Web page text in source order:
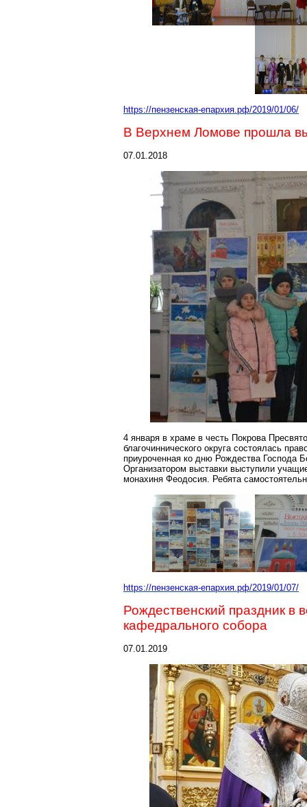
https://пензенская-епархия.рф/2019/01/06/
В Верхнем Ломове прошла
07.01.2018
4 января в храме в честь Покрова
благочиннического округа состоялась
приуроченная ко дню Рождества Господа
Организатором выставки выступили
монахиня Феодосия. Ребята
https://пензенская-епархия.рф/2019/01/07/
Рождественский праздник в
кафедрального собора
07.01.2019